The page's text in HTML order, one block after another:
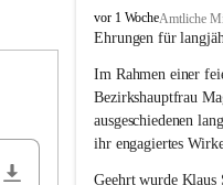
B
u
h
-
S
t
M
vor 1 WocheAmtliche
Ehrungen für
Im Rahmen einer
Bezirkshauptfrau
ausgeschiedenen
ihr engagiertes
Geehrt wurde Klaus